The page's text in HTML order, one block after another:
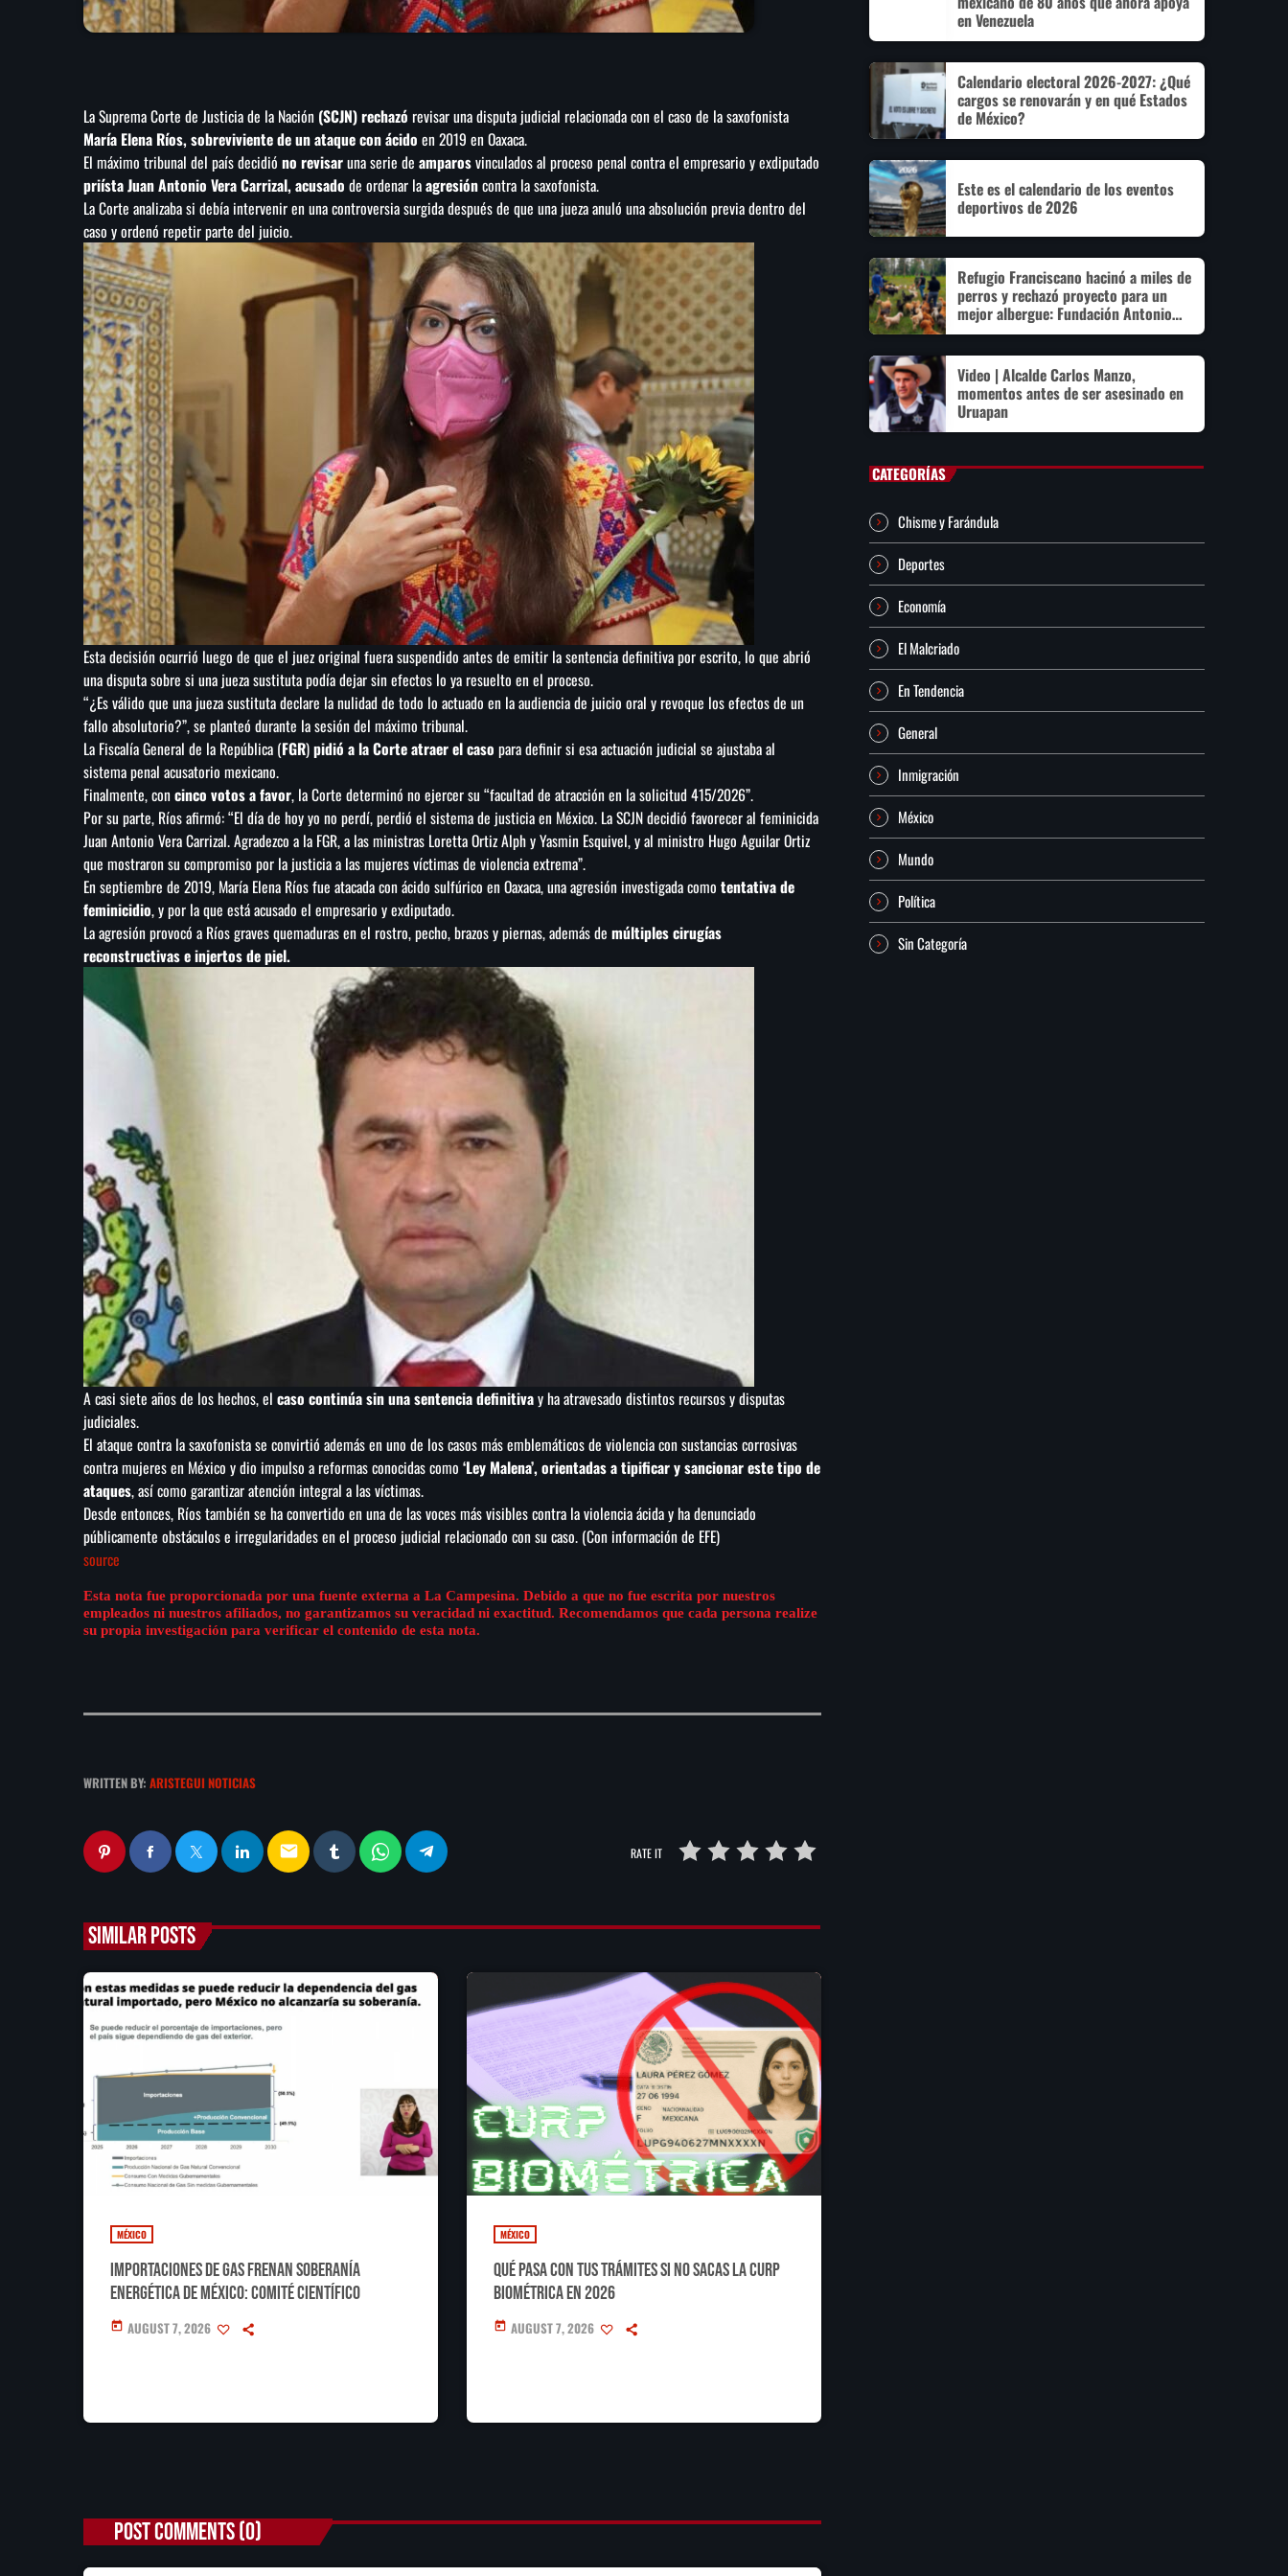
La Suprema Corte de Justicia de la Nación (SCJN) rechazó revisar una disputa judicial relacionada con el caso de la saxofonista
María Elena Ríos, sobreviviente de un ataque con ácido en 2019 en Oaxaca.
El máximo tribunal del país decidió no revisaruna serie de amparosvinculados al proceso penal contra el empresario y exdiputado
priísta Juan Antonio Vera Carrizal, acusado de ordenar laagresióncontra la saxofonista.
La Corte analizaba si debía intervenir en una controversia surgida después de que una jueza anuló una absolución previa dentro del
caso y ordenó repetir parte del juicio.
Esta decisión ocurrió luego de que el juez original fuera suspendido antes de emitir la sentencia definitiva por escrito, lo que abrió
una disputa sobre si una jueza sustituta podía dejar sin efectos lo ya resuelto en el proceso.
“¿Es válido que una jueza sustituta declare la nulidad de todo lo actuado en la audiencia de juicio oral y revoque los efectos de un
fallo absolutorio?”, se planteó durante la sesión del máximo tribunal.
La Fiscalía General de la República (FGR)pidió a la Corte atraer el caso para definir si esa actuación judicial se ajustaba al
sistema penal acusatorio mexicano.
Finalmente, con cinco votos a favor, la Corte determinó no ejercer su “facultad de atracción en la solicitud 415/2026”.
Por su parte, Ríos afirmó: “El día de hoy yo no perdí, perdió el sistema de justicia en México. La SCJN decidió favorecer al feminicida
Juan Antonio Vera Carrizal. Agradezco a la FGR, a las ministras Loretta Ortiz Alph y Yasmin Esquivel, y al ministro Hugo Aguilar Ortiz
que mostraron su compromiso por la justicia a las mujeres víctimas de violencia extrema”.
En septiembre de 2019, María Elena Ríos fue atacada con ácido sulfúrico en Oaxaca, una agresión investigada como tentativa de
feminicidio, y por la que está acusado el empresario y exdiputado.
La agresión provocó a Ríos graves quemaduras en el rostro, pecho, brazos y piernas, además de múltiples cirugías
reconstructivas e injertos de piel.
A casi siete años de los hechos, el caso continúa sin una sentencia definitivay ha atravesado distintos recursos y disputas
judiciales.
El ataque contra la saxofonista se convirtió además en uno de los casos más emblemáticos de violencia con sustancias corrosivas
contra mujeres en México y dio impulso a reformas conocidas como ‘Ley Malena’, orientadas a tipificar y sancionar este tipo de
ataques, así como garantizar atención integral a las víctimas.
Desde entonces, Ríos también se ha convertido en una de las voces más visibles contra la violencia ácida y ha denunciado
públicamente obstáculos e irregularidades en el proceso judicial relacionado con su caso. (Con información de EFE)
source
Esta nota fue proporcionada por una fuente externa a La Campesina. Debido a que no fue escrita por nuestros
empleados ni nuestros afiliados, no garantizamos su veracidad ni exactitud. Recomendamos que cada persona realize
su propia investigación para verificar el contenido de esta nota.
WRITTEN BY: ARISTEGUI NOTICIAS
email RATE IT
SIMILAR POSTS
MÉXICO
Importaciones de gas frenan soberanía
energética de México: Comité científico
today AUGUST 7, 2026
MÉXICO
Qué pasa con tus trámites si no sacas la CURP
Biométrica en 2026
today AUGUST 7, 2026
POST COMMENTS (0)
en Venezuela
Calendario electoral 2026-2027: ¿Qué
cargos se renovarán y en qué Estados
de México?
Este es el calendario de los eventos
deportivos de 2026
Refugio Franciscano hacinó a miles de
perros y rechazó proyecto para un
mejor albergue: Fundación Antonio
Hagenbeck
Video | Alcalde Carlos Manzo,
momentos antes de ser asesinado en
Uruapan
CATEGORÍAS
Chisme y Farándula
Deportes
Economía
El Malcriado
En Tendencia
General
Inmigración
México
Mundo
Política
Sin Categoría